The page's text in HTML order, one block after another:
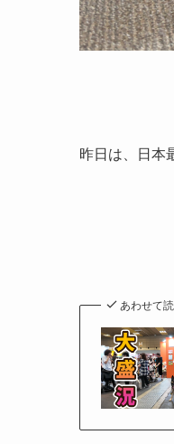
昨日は、日本
あわせて